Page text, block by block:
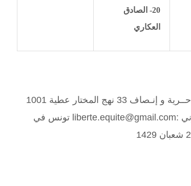
20- الصادق
العكاري
حــرية و إنـصاف
33 نهج المختار عطية 1001
تونس الهاتف / الفاكس : 71.340.860 البريد الإلكتروني :liberte.equite@gmail.com تونس في